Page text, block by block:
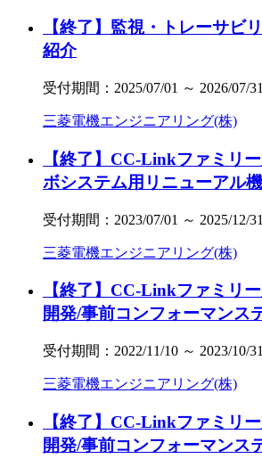
【終了】監視・トレーサビ
紹介
受付期間：2025/07/01 ～ 2026/07/31
三菱電機エンジニアリング(株)
【終了】CC-Linkファミリ
ボシステム用リニューアル
受付期間：2023/07/01 ～ 2025/12/31
三菱電機エンジニアリング(株)
【終了】CC-Linkファミリ
開発/事前コンフォーマンス
受付期間：2022/11/10 ～ 2023/10/31
三菱電機エンジニアリング(株)
【終了】CC-Linkファミリ
開発/事前コンフォーマンス